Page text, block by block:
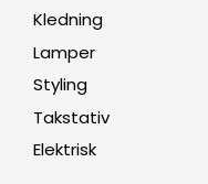
Kledning
Lamper
Styling
Takstativ
Elektrisk